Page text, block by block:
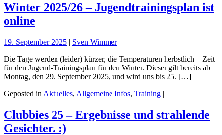
Winter 2025/26 – Jugendtrainingsplan ist
online
19. September 2025 | Sven Wimmer
Die Tage werden (leider) kürzer, die Temperaturen herbstlich – Zeit
für den Jugend-Trainingsplan für den Winter. Dieser gilt bereits ab
Montag, den 29. September 2025, und wird uns bis 25. […]
Geposted in Aktuelles, Allgemeine Infos, Training |
Clubbies 25 – Ergebnisse und strahlende
Gesichter. :)